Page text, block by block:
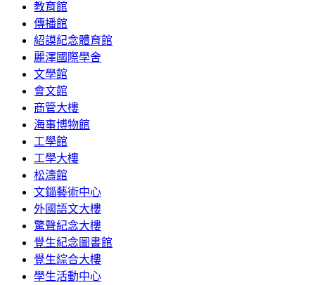
教育館
傳播館
紹謨紀念體育館
麗澤國際學舍
文學館
會文館
商管大樓
海事博物館
工學館
工學大樓
松濤館
文錙藝術中心
外國語文大樓
驚聲紀念大樓
覺生紀念圖書館
覺生綜合大樓
學生活動中心